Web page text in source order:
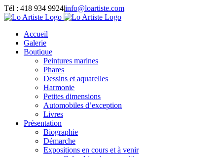
Passer
au
Tél : 418 934 9924|info@loartiste.com
Facebook
Instagram
Email
Pinterest
YouTube
Accueil
Galerie
Boutique
Peintures marines
Phares
Dessins et aquarelles
Harmonie
Petites dimensions
Automobiles d’exception
Livres
Présentation
Biographie
Démarche
Expositions en cours et à venir